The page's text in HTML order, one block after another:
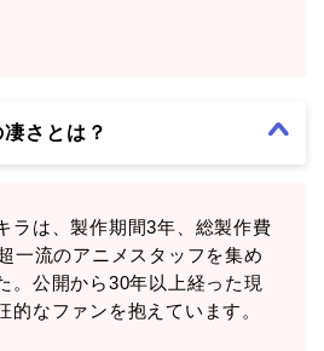
さとは？
ラは、製作期間3年、総製作費
一流のアニメスタッフを集め
。公開から30年以上経った現
的なファンを抱えています。